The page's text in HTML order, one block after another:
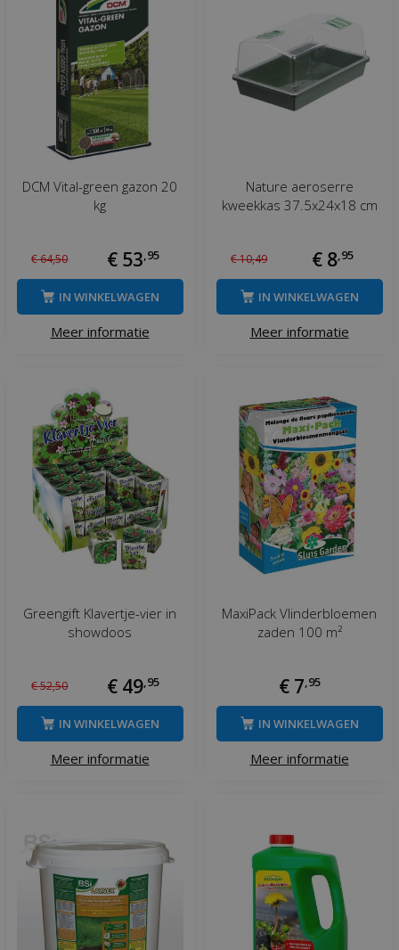
DCM Vital-green gazon 20
kg
€64,50 € 53 95
Meer informatie
IN WINKELWAGEN
Nature aeroserre
kweekkas 37.5x24x18 cm
€10,49 € 8 95
Meer informatie
IN WINKELWAGEN
Greengift Klavertje-vier in
showdoos
€52,50 € 49, 95
Meer informatie
IN WINKELWAGEN
MaxiPack Vlinderbloemen
zaden 100 m²
€ 7 95
Meer informatie
IN WINKELWAGEN